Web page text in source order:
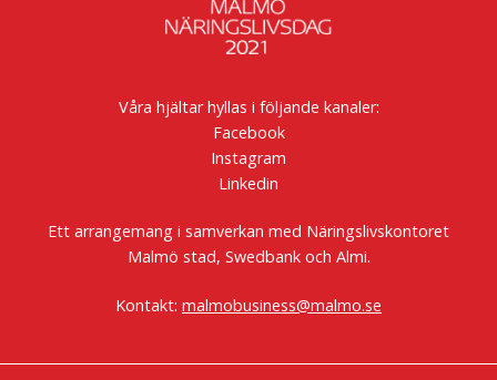
Våra hjältar hyllas i följande kanaler:
Facebook
Instagram
Linkedin
Ett arrangemang i samverkan med Näringslivskontoret
Malmö stad, Swedbank och Almi.
Kontakt: malmobusiness@malmo.se